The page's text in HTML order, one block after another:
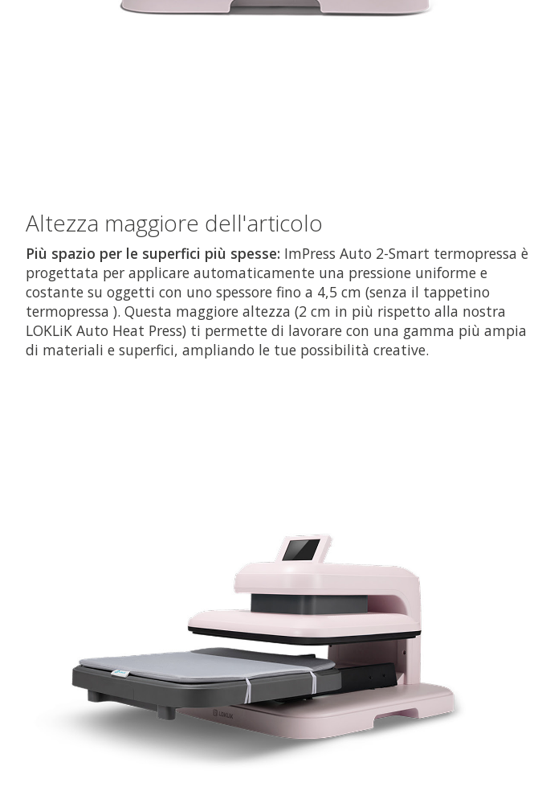
Altezza maggiore dell'articolo
Più spazio per le superfici più spesse: ImPress Auto 2-Smart termopressa è
progettata per applicare automaticamente una pressione uniforme e
costante su oggetti con uno spessore fino a 4,5 cm (senza il tappetino
termopressa ). Questa maggiore altezza (2 cm in più rispetto alla nostra
LOKLiK Auto Heat Press) ti permette di lavorare con una gamma più ampia
di materiali e superfici, ampliando le tue possibilità creative.